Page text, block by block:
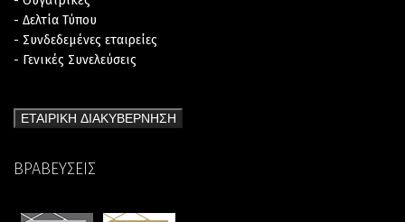
- Δελτία Τύπου
- Συνδεδεμένες εταιρείες
- Γενικές Συνελεύσεις
ΕΤΑΙΡΙΚΗ ΔΙΑΚΥΒΕΡΝΗΣΗ
ΒΡΑΒΕΥΣΕΙΣ